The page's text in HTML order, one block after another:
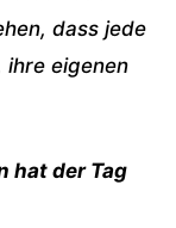
dass jede
ihre eigenen
hat der Tag